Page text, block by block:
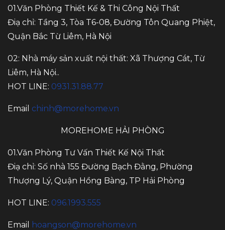
01.Văn Phòng Thiết Kế & Thi Công Nội Thất
Điạ chỉ: Tầng 3, Tòa T6-08, Đường Tôn Quang Phiệt,
Quận Bắc Từ Liêm, Hà Nội
02: Nhà máy sản xuất nội thất: Xã Thượng Cát, Từ
Liêm, Hà Nội..
HOT LINE: 0931.31.88.77
Email chinh@morehome.vn
MOREHOME HẢI PHÒNG
01.Văn Phòng Tư Vấn Thiết Kế Nội Thất
Điạ chỉ: Số nhà 155 Đường Bạch Đằng, Phường
Thượng Lý, Quận Hồng Bàng, TP Hải Phòng
HOT LINE: 096.1993.555
Email hoangson@morehome.vn